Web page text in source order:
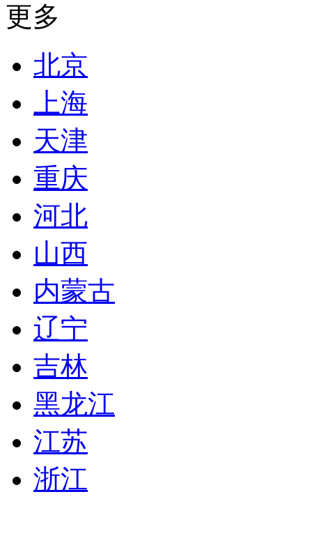
更多
北京
上海
天津
重庆
河北
山西
内蒙古
辽宁
吉林
黑龙江
江苏
浙江